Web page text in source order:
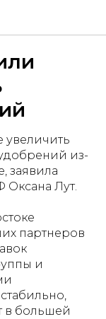
из-
заявила
Оксана Лут.
партнеров
и
в большей